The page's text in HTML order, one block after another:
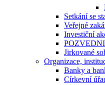
Setkání se
Veřejné
Investiční
Jirkované
Organizace,
Banky a
Církevní